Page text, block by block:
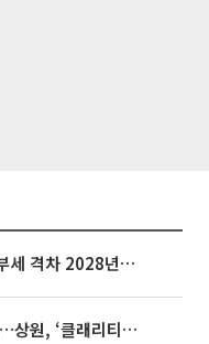
종부세 개편에도…1·3주택 종부세 격차 2028년부터 확대
미국, 가상자산 포괄 규제 속도…상원, ‘클래리티법’ 9월 절차투표 추진